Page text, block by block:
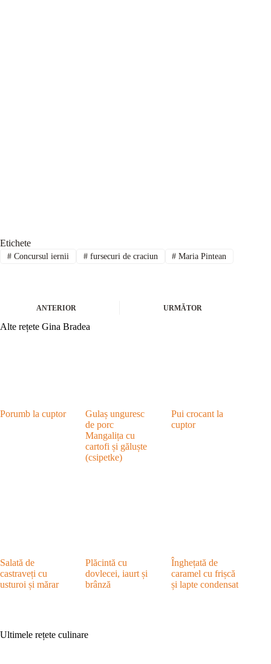
Etichete
#Concursul iernii #fursecuri de craciun # Maria Pintean
ANTERIOR URMĂTOR
Alte rețete Gina Bradea
Porumb la cuptor
Gulaș unguresc
de porc
Mangalița cu
cartofi și găluște
(csipetke)
Pui crocant la
cuptor
Salată de
castraveți cu
usturoi și mărar
Plăcintă cu
dovlecei, iaurt și
brânză
Înghețată de
caramel cu frișcă
și lapte condensat
Ultimele rețete culinare